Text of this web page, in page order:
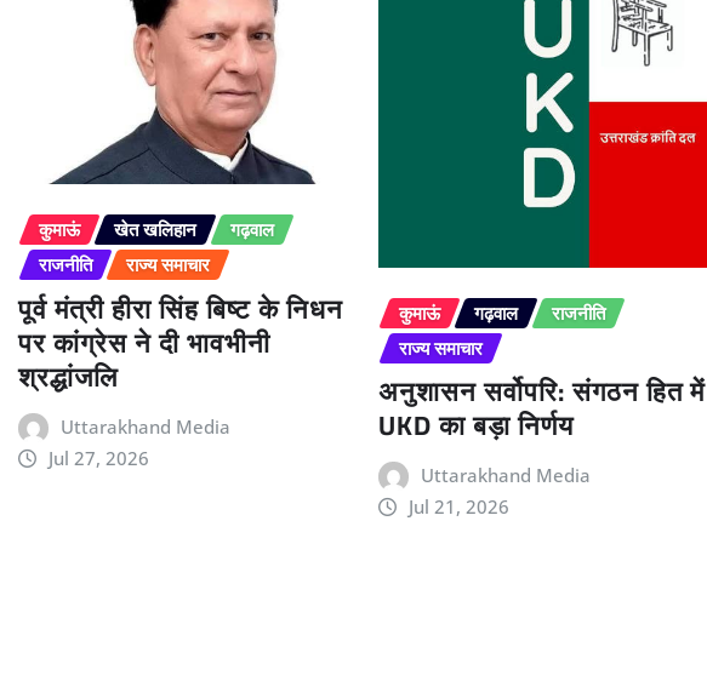
कुमाऊं खेत खलिहान
गढ़वाल
राजनीति
राज्य समाचार
पूर्व मंत्री हीरा सिंह बिष्ट के निधन
पर कांग्रेस ने दी भावभीनी
श्रद्धांजलि
Uttarakhand Media
Jul 27, 2026
कुमाऊं गढ़वाल
राजनीति
राज्य समाचार
अनुशासन सर्वोपरि: संगठन हित में
UKD का बड़ा निर्णय
Uttarakhand Media
Jul 21, 2026